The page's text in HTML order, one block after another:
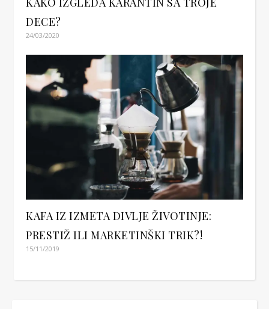
DECE?
24/03/2020
KAFA IZ IZMETA DIVLJE ŽIVOTINJE:
PRESTIŽ ILI MARKETINŠKI TRIK?!
15/11/2019